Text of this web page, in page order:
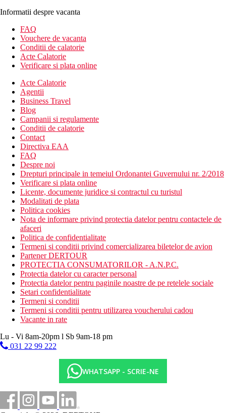
Informatii despre vacanta
FAQ
Vouchere de vacanta
Conditii de calatorie
Acte Calatorie
Verificare si plata online
Acte Calatorie
Agentii
Business Travel
Blog
Campanii si regulamente
Conditii de calatorie
Contact
Directiva EAA
FAQ
Despre noi
Drepturi principale in temeiul Ordonantei Guvernului nr. 2/2018
Verificare si plata online
Licente, documente juridice si contractul cu turistul
Modalitati de plata
Politica cookies
Nota de informare privind protectia datelor pentru contactele de
afaceri
Politica de confidentialitate
Termeni si conditii privind comercializarea biletelor de avion
Partener DERTOUR
PROTECTIA CONSUMATORILOR - A.N.P.C.
Protectia datelor cu caracter personal
Protectia datelor pentru paginile noastre de pe retelele sociale
Setari confidentialitate
Termeni si conditii
Termeni si conditii pentru utilizarea voucherului cadou
Vacante in rate
Lu - Vi 8am-20pm l Sb 9am-18 pm
031 22 99 222
WHATSAPP - SCRIE-NE